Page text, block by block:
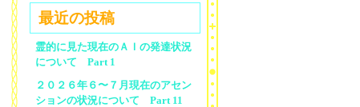
最近の投稿
霊的に見た現在のＡＩの発達状況
について Part 1
２０２６年６〜７月現在のアセン
ションの状況について Part 11